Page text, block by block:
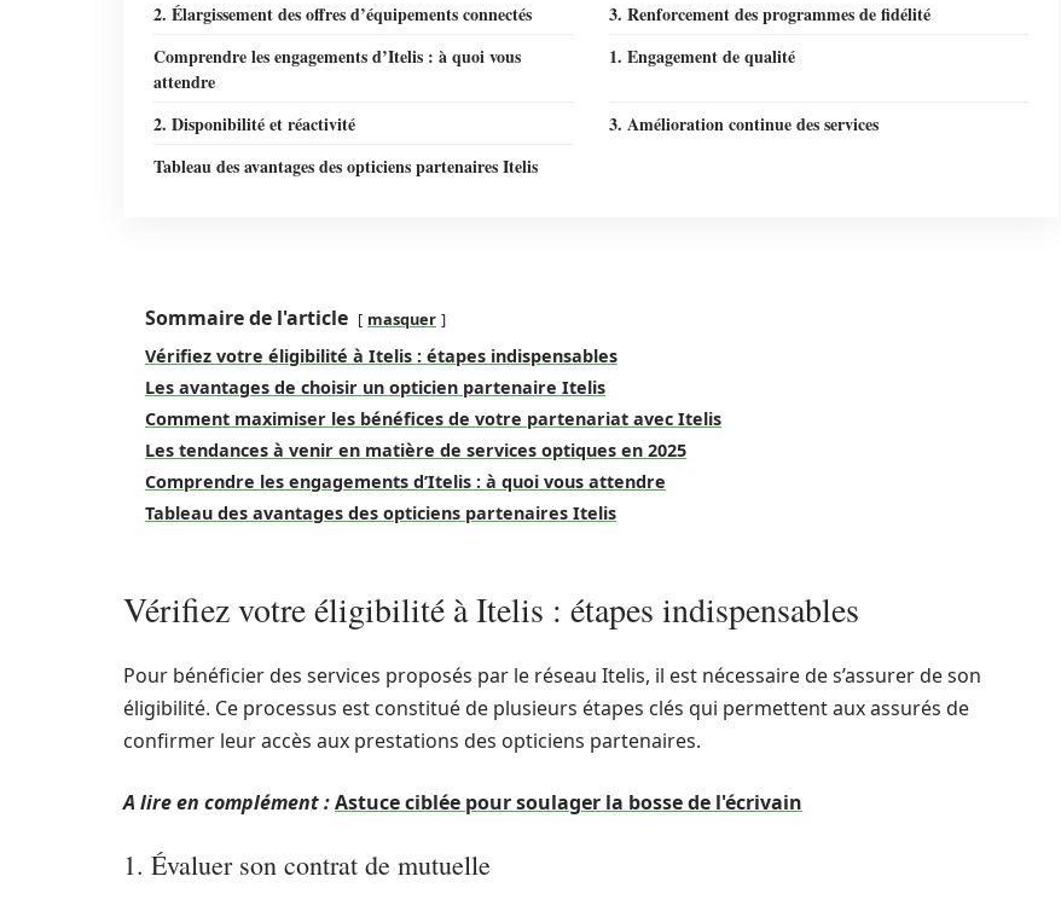
2. Élargissement des offres d’équipements connectés
3. Renforcement des programmes de fidélité
Comprendre les engagements d’Itelis : à quoi vous
attendre
1. Engagement de qualité
2. Disponibilité et réactivité
3. Amélioration continue des services
Tableau des avantages des opticiens partenaires Itelis
Sommaire de l'article masquer
Vérifiez votre éligibilité à Itelis : étapes indispensables
Les avantages de choisir un opticien partenaire Itelis
Comment maximiser les bénéfices de votre partenariat avec Itelis
Les tendances à venir en matière de services optiques en 2025
Comprendre les engagements d’Itelis : à quoi vous attendre
Tableau des avantages des opticiens partenaires Itelis
Vérifiez votre éligibilité à Itelis : étapes indispensables
Pour bénéficier des services proposés par le réseau Itelis, il est nécessaire de s’assurer de son
éligibilité. Ce processus est constitué de plusieurs étapes clés qui permettent aux assurés de
confirmer leur accès aux prestations des opticiens partenaires.
A lire en complément :Astuce ciblée pour soulager la bosse de l'écrivain
1. Évaluer son contrat de mutuelle